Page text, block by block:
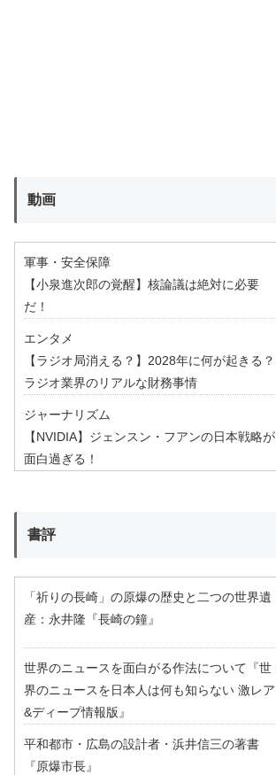
動画
軍事・安全保障
【小泉進次郎の覚醒】核論議は絶対に必要
だ！
エンタメ
【ラジオ局消える？】2028年に何が起きる？
ラジオ業界のリアルな財務事情
ジャーナリズム
【NVIDIA】ジェンスン・フアンの日本戦略が
面白過ぎる！
書評
「祈りの長崎」の原爆の歴史と二つの世界遺
産：永井隆『長崎の鐘』
世界のニュースを面白がる作法について『世
界のニュースを日本人は何も知らない 激レア
&ディープ情報版』
平和都市・広島の設計者・浜井信三の著書
『原爆市長』